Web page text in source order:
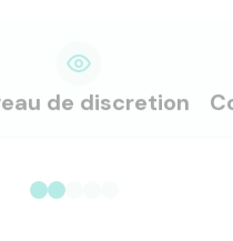
de discretion